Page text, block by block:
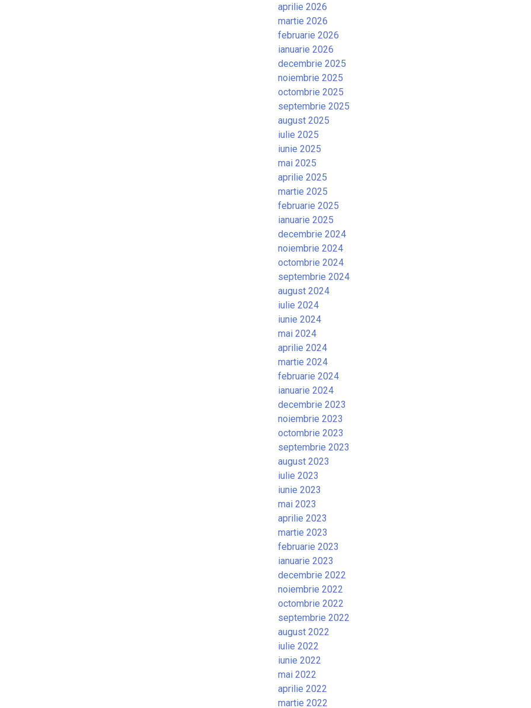
aprilie 2026
martie 2026
februarie 2026
ianuarie 2026
decembrie 2025
noiembrie 2025
octombrie 2025
septembrie 2025
august 2025
iulie 2025
iunie 2025
mai 2025
aprilie 2025
martie 2025
februarie 2025
ianuarie 2025
decembrie 2024
noiembrie 2024
octombrie 2024
septembrie 2024
august 2024
iulie 2024
iunie 2024
mai 2024
aprilie 2024
martie 2024
februarie 2024
ianuarie 2024
decembrie 2023
noiembrie 2023
octombrie 2023
septembrie 2023
august 2023
iulie 2023
iunie 2023
mai 2023
aprilie 2023
martie 2023
februarie 2023
ianuarie 2023
decembrie 2022
noiembrie 2022
octombrie 2022
septembrie 2022
august 2022
iulie 2022
iunie 2022
mai 2022
aprilie 2022
martie 2022